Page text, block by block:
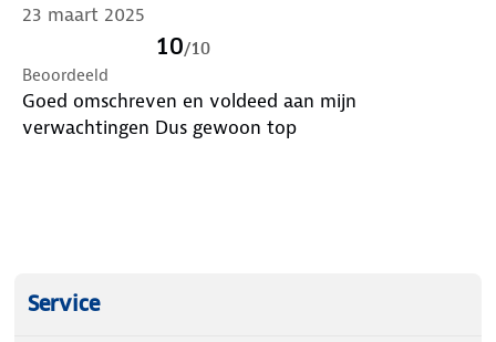
23 maart 2025
10/10
Beoordeeld
Goed omschreven en voldeed aan mijn
verwachtingen Dus gewoon top
Service